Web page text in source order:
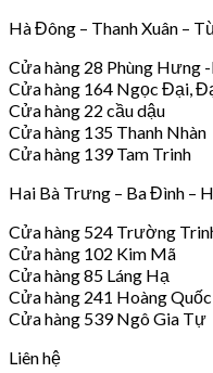
Hà Đông – Thanh Xuân –
Cửa hàng 28 Phùng Hưng
Cửa hàng 164 Ngọc Đại,
Cửa hàng 22 cầu dậu
Cửa hàng 135 Thanh Nhàn
Cửa hàng 139 Tam Trinh
Hai Bà Trưng – Ba Đình –
Cửa hàng 524 Trường
Cửa hàng 102 Kim Mã
Cửa hàng 85 Láng Hạ
Cửa hàng 241 Hoàng
Cửa hàng 539 Ngô Gia Tự
Liên hệ